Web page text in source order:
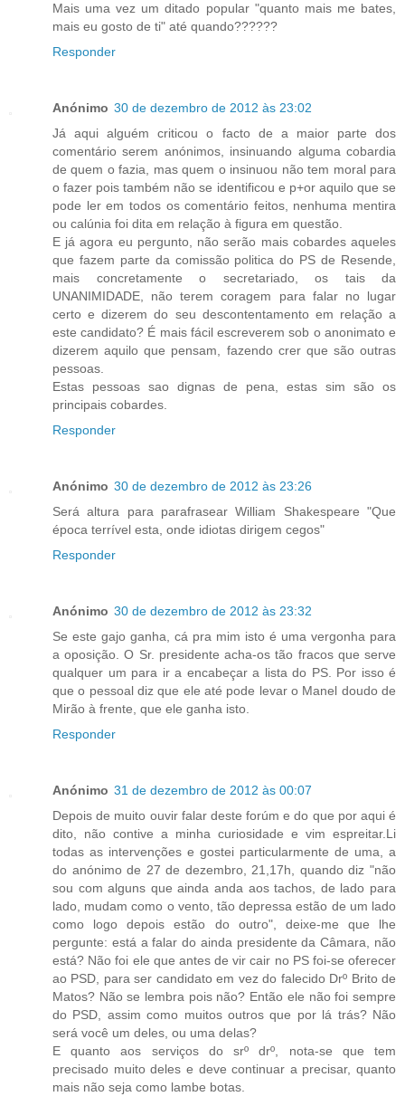
Mais uma vez um ditado popular "quanto mais me bates,
mais eu gosto de ti" até quando??????
Responder
Anónimo 30 de dezembro de 2012 às 23:02
Já aqui alguém criticou o facto de a maior parte dos
comentário serem anónimos, insinuando alguma cobardia
de quem o fazia, mas quem o insinuou não tem moral para
o fazer pois também não se identificou e p+or aquilo que se
pode ler em todos os comentário feitos, nenhuma mentira
ou calúnia foi dita em relação à figura em questão.
E já agora eu pergunto, não serão mais cobardes aqueles
que fazem parte da comissão politica do PS de Resende,
mais concretamente o secretariado, os tais da
UNANIMIDADE, não terem coragem para falar no lugar
certo e dizerem do seu descontentamento em relação a
este candidato? É mais fácil escreverem sob o anonimato e
dizerem aquilo que pensam, fazendo crer que são outras
pessoas.
Estas pessoas sao dignas de pena, estas sim são os
principais cobardes.
Responder
Anónimo 30 de dezembro de 2012 às 23:26
Será altura para parafrasear William Shakespeare "Que
época terrível esta, onde idiotas dirigem cegos"
Responder
Anónimo 30 de dezembro de 2012 às 23:32
Se este gajo ganha, cá pra mim isto é uma vergonha para
a oposição. O Sr. presidente acha-os tão fracos que serve
qualquer um para ir a encabeçar a lista do PS. Por isso é
que o pessoal diz que ele até pode levar o Manel doudo de
Mirão à frente, que ele ganha isto.
Responder
Anónimo 31 de dezembro de 2012 às 00:07
Depois de muito ouvir falar deste forúm e do que por aqui é
dito, não contive a minha curiosidade e vim espreitar.Li
todas as intervenções e gostei particularmente de uma, a
do anónimo de 27 de dezembro, 21,17h, quando diz "não
sou com alguns que ainda anda aos tachos, de lado para
lado, mudam como o vento, tão depressa estão de um lado
como logo depois estão do outro", deixe-me que lhe
pergunte: está a falar do ainda presidente da Câmara, não
está? Não foi ele que antes de vir cair no PS foi-se oferecer
ao PSD, para ser candidato em vez do falecido Drº Brito de
Matos? Não se lembra pois não? Então ele não foi sempre
do PSD, assim como muitos outros que por lá trás? Não
será você um deles, ou uma delas?
E quanto aos serviços do srº drº, nota-se que tem
precisado muito deles e deve continuar a precisar, quanto
mais não seja como lambe botas.